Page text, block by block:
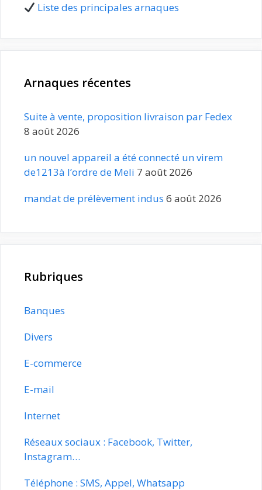
Liste des principales arnaques
Arnaques récentes
Suite à vente, proposition livraison par Fedex
8 août 2026
un nouvel appareil a été connecté un virem
de1213à l’ordre de Meli 7 août 2026
mandat de prélèvement indus 6 août 2026
Rubriques
Banques
Divers
E-commerce
E-mail
Internet
Réseaux sociaux : Facebook, Twitter,
Instagram…
Téléphone : SMS, Appel, Whatsapp